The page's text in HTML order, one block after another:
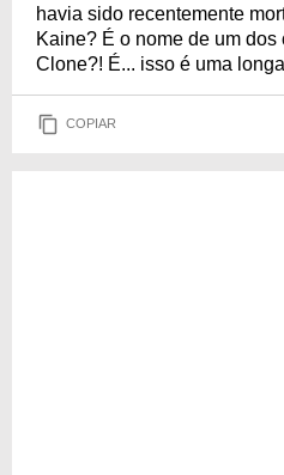
havia sido recentemente
Kaine? É o nome de um dos
Clone?! É... isso é uma
COPIAR